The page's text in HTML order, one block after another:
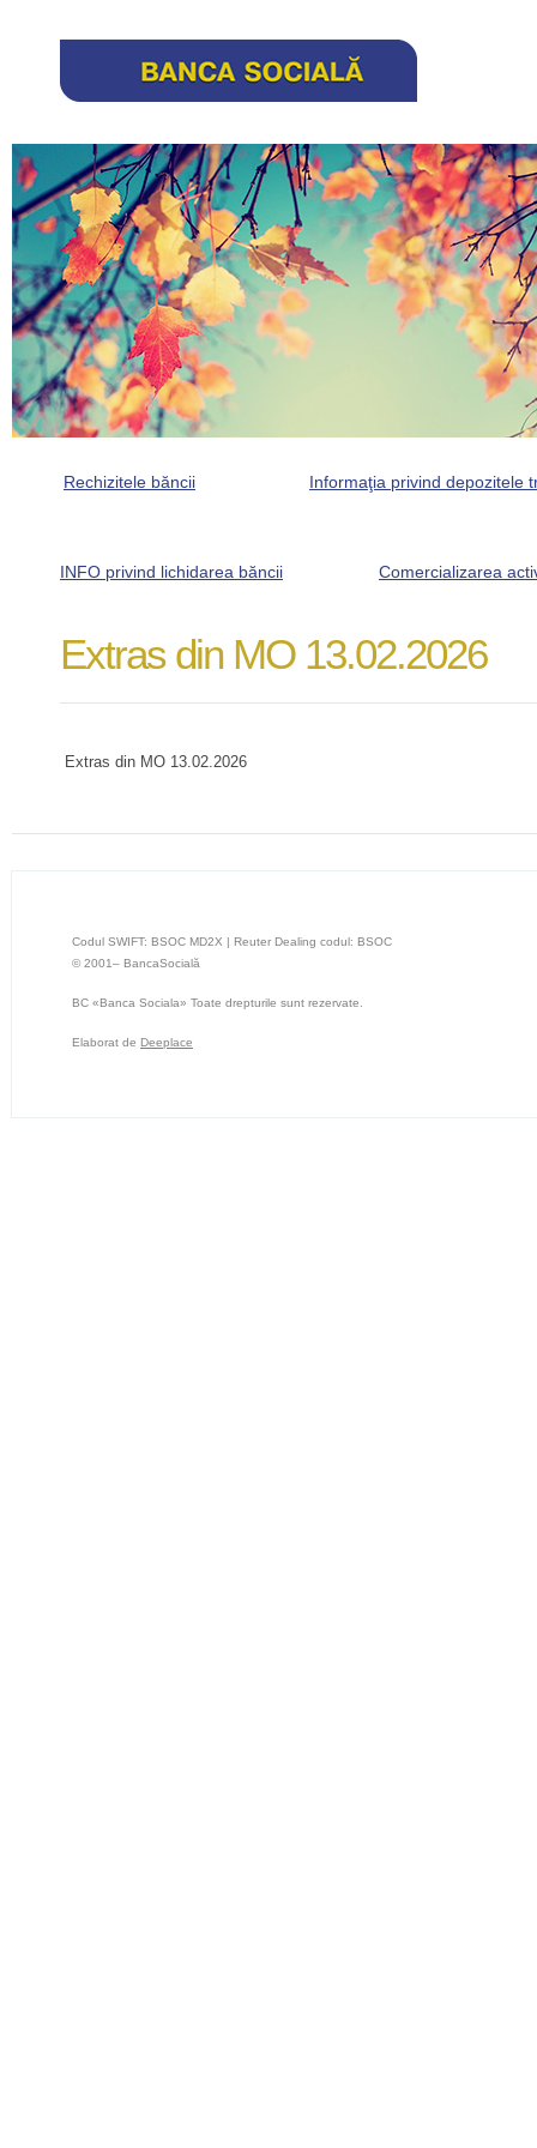
Rechizitele băncii Informaţia privind depozitele
INFO privind lichidarea băncii Comercializarea
Extras din MO 13.02.2026
Extras din MO 13.02.2026
Codul SWIFT: BSOC MD2X | Reuter Dealing codul: BSOC
© 2001– BancaSocială
BC «Banca Sociala» Toate drepturile sunt rezervate.
Elaborat de Deeplace